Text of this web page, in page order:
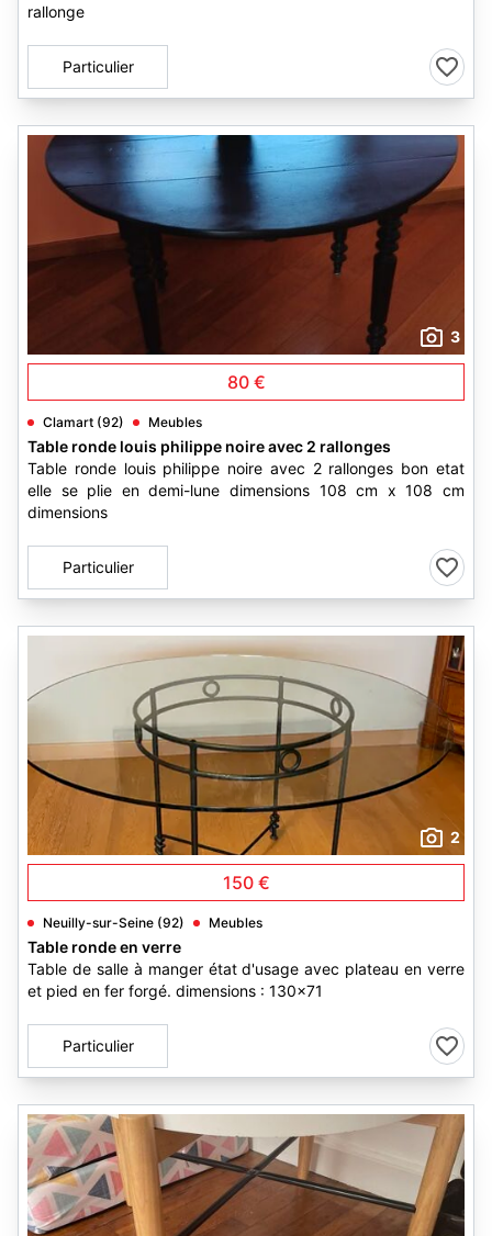
rallonge
Particulier
3
80 €
Clamart (92) Meubles
Table ronde louis philippe noire avec 2 rallonges
Table ronde louis philippe noire avec 2 rallonges bon etat
elle se plie en demi-lune dimensions 108 cm x 108 cm
dimensions
Particulier
2
150 €
Neuilly-sur-Seine (92) Meubles
Table ronde en verre
Table de salle à manger état d'usage avec plateau en verre
et pied en fer forgé. dimensions : 130x71
Particulier